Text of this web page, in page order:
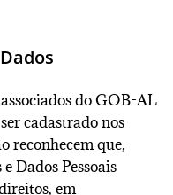
do GOB-AL
cadastrado nos
reconhecem que,
Dados Pessoais
em